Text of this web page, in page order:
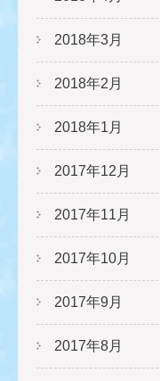
2018年3月
2018年2月
2018年1月
2017年12月
2017年11月
2017年10月
2017年9月
2017年8月